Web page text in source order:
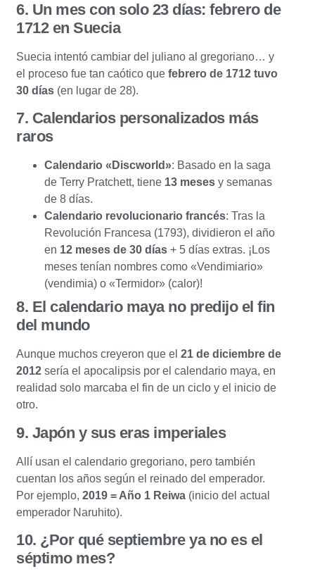
6. Un mes con solo 23 días: febrero de
1712 en Suecia
Suecia intentó cambiar del juliano al gregoriano… y
el proceso fue tan caótico quefebrero de 1712 tuvo
30 días (en lugar de 28).
7. Calendarios personalizados más
raros
Calendario «Discworld»: Basado en la saga
de Terry Pratchett, tiene 13 meses y semanas
de 8 días.
Calendario revolucionario francés: Tras la
Revolución Francesa (1793), dividieron el año
en 12 meses de 30 días + 5 días extras. ¡Los
meses tenían nombres como «Vendimiario»
(vendimia) o «Termidor» (calor)!
8. El calendario maya no predijo el fin
del mundo
Aunque muchos creyeron que el21 de diciembre de
2012 sería el apocalipsis por el calendario maya, en
realidad solo marcaba el fin de un ciclo y el inicio de
otro.
9. Japón y sus eras imperiales
Allí usan el calendario gregoriano, pero también
cuentan los años según el reinado del emperador.
Por ejemplo,2019 = Año 1 Reiwa (inicio del actual
emperador Naruhito).
10. ¿Por qué septiembre ya no es el
séptimo mes?